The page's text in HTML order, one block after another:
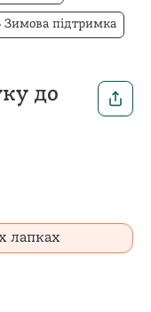
Зимова підтримка
до
лапках